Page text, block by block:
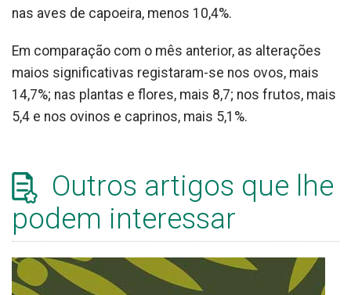
nas aves de capoeira, menos 10,4%.
Em comparação com o mês anterior, as alterações
maios significativas registaram-se nos ovos, mais
14,7%; nas plantas e flores, mais 8,7; nos frutos, mais
5,4 e nos ovinos e caprinos, mais 5,1%.
Outros artigos que lhe
podem interessar